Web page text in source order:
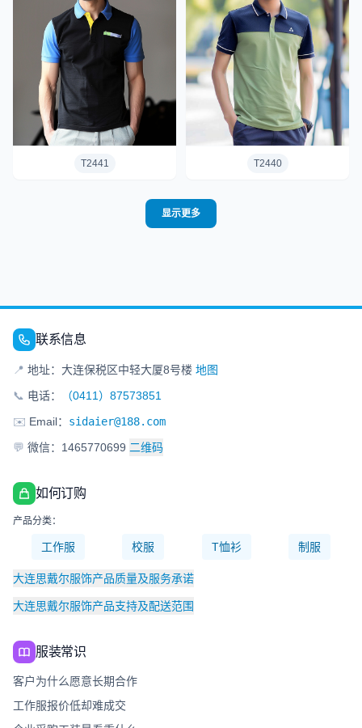
T2441 T2440
显示更多
联系信息
📍 地址：大连保税区中轻大厦8号楼 地图
📞 电话：
（0411）87573851
✉️ Email： sidaier@188.com
💬 微信：1465770699 二维码
如何订购
产品分类：
工作服 校服 T恤衫 制服
大连思戴尔服饰产品质量及服务承诺
大连思戴尔服饰产品支持及配送范围
服装常识
客户为什么愿意长期合作
工作服报价低却难成交